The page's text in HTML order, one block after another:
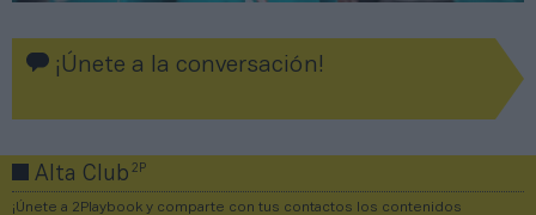
¡Únete a la conversación!
Alta Club2P
¡Únete a 2Playbook y comparte con tus contactos los contenidos